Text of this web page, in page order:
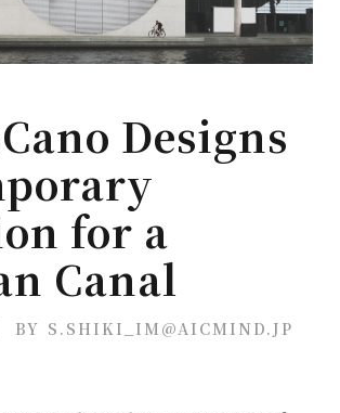
Designs
for a
Canal
BY S.SHIKI_IM@AICMIND.JP